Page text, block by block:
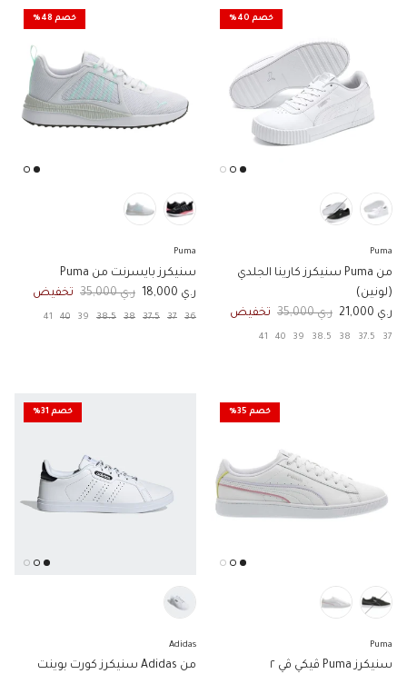
خصم 40%
Puma
من Puma سنيكرز كارينا الجلدي
(لونين)
السعر الان
ر.ي 21,000 السعر الاصلي
ر.ي 35,000 تخفيض
37
37.5
38
38.5
39
40
41
خصم 48%
Puma
سنيكرز بايسرنت من Puma
السعر الان
ر.ي 18,000 السعر الاصلي
ر.ي 35,000 تخفيض
36
37
37.5
38
38.5
39
40
41
خصم 35%
Puma
سنيكرز Puma ڤيكي ڤي ٢
خصم 31%
Adidas
من Adidas سنيكرز كورت بوينت